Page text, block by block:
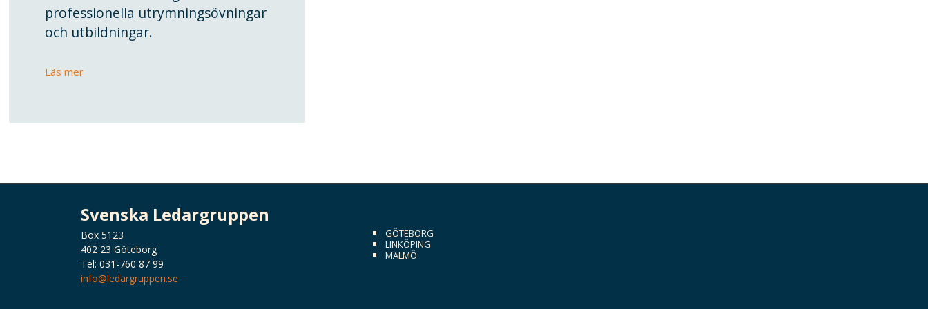
professionella utrymningsövningar
och utbildningar.
Läs mer
Svenska Ledargruppen
Box 5123
402 23 Göteborg
Tel: 031-760 87 99
info@ledargruppen.se
GÖTEBORG
LINKÖPING
MALMÖ